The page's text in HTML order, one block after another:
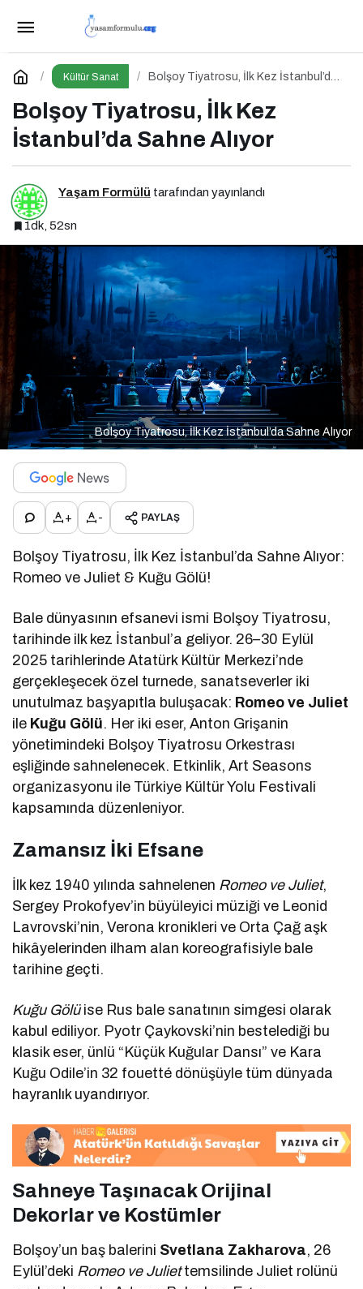
Kültür Sanat
Bolşoy Tiyatrosu, İlk Kez İstanbul’da
Bolşoy Tiyatrosu, İlk Kez
İstanbul’da Sahne Alıyor
Yaşam Formülü tarafından yayınlandı
1dk, 52sn
Bolşoy Tiyatrosu, İlk Kez İstanbul’da Sahne Alıyor
+ - PAYLAŞ
Bolşoy Tiyatrosu, İlk Kez İstanbul’da Sahne Alıyor:
Romeo ve Juliet & Kuğu Gölü!
Bale dünyasının efsanevi ismi Bolşoy Tiyatrosu,
tarihinde ilk kez İstanbul’a geliyor. 26–30 Eylül
2025 tarihlerinde Atatürk Kültür Merkezi’nde
gerçekleşecek özel turnede, sanatseverler iki
unutulmaz başyapıtla buluşacak: Romeo ve Juliet
ile Kuğu Gölü. Her iki eser, Anton Grişanin
yönetimindeki Bolşoy Tiyatrosu Orkestrası
eşliğinde sahnelenecek. Etkinlik, Art Seasons
organizasyonu ile Türkiye Kültür Yolu Festivali
kapsamında düzenleniyor.
Zamansız İki Efsane
İlk kez 1940 yılında sahnelenen Romeo ve Juliet,
Sergey Prokofyev’in büyüleyici müziği ve Leonid
Lavrovski’nin, Verona kronikleri ve Orta Çağ aşk
hikâyelerinden ilham alan koreografisiyle bale
tarihine geçti.
Kuğu Gölüise Rus bale sanatının simgesi olarak
kabul ediliyor. Pyotr Çaykovski’nin bestelediği bu
klasik eser, ünlü “Küçük Kuğular Dansı” ve Kara
Kuğu Odile’in 32 fouetté dönüşüyle tüm dünyada
hayranlık uyandırıyor.
Sahneye Taşınacak Orijinal
Dekorlar ve Kostümler
Bolşoy’un baş balerini Svetlana Zakharova, 26
Eylül’deki Romeo ve Juliettemsilinde Juliet rolünü
Sattas’tan Güneşe Davet
Yorum Yap